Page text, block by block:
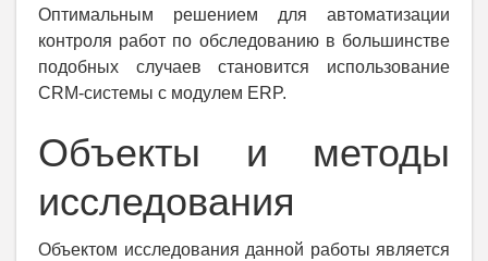
Оптимальным решением для автоматизации
контроля работ по обследованию в большинстве
подобных случаев становится использование
CRM-системы с модулем ERP.
Объекты и методы
исследования
Объектом исследования данной работы является